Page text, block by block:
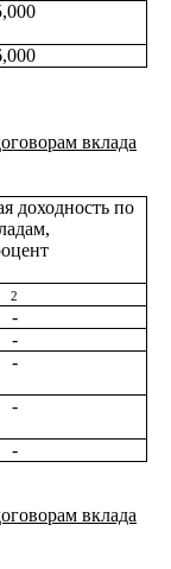
вклада
доходность по
2
-
-
-
-
-
вклада